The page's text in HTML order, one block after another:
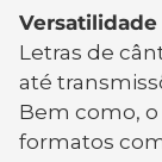
Letras de
até
Bem como,
formatos